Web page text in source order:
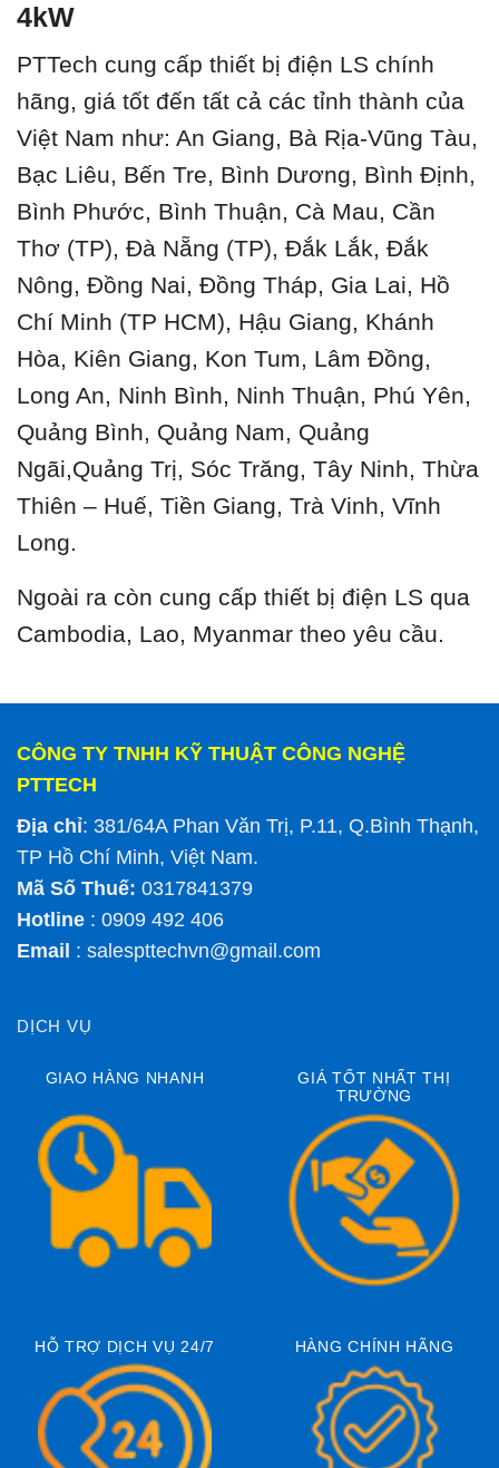
4kW
PTTech cung cấp thiết bị điện LS chính
hãng, giá tốt đến tất cả các tỉnh thành của
Việt Nam như: An Giang, Bà Rịa-Vũng Tàu,
Bạc Liêu, Bến Tre, Bình Dương, Bình Định,
Bình Phước, Bình Thuận, Cà Mau, Cần
Thơ (TP), Đà Nẵng (TP), Đắk Lắk, Đắk
Nông, Đồng Nai, Đồng Tháp, Gia Lai, Hồ
Chí Minh (TP HCM), Hậu Giang, Khánh
Hòa, Kiên Giang, Kon Tum, Lâm Đồng,
Long An, Ninh Bình, Ninh Thuận, Phú Yên,
Quảng Bình, Quảng Nam, Quảng
Ngãi,Quảng Trị, Sóc Trăng, Tây Ninh, Thừa
Thiên – Huế, Tiền Giang, Trà Vinh, Vĩnh
Long.
Ngoài ra còn cung cấp thiết bị điện LS qua
Cambodia, Lao, Myanmar theo yêu cầu.
CÔNG TY TNHH KỸ THUẬT CÔNG NGHỆ
PTTECH
Địa chỉ: 381/64A Phan Văn Trị, P.11, Q.Bình Thạnh,
TP Hồ Chí Minh, Việt Nam.
Mã Số Thuế: 0317841379
Hotline : 0909 492 406
Email : salespttechvn@gmail.com
DỊCH VỤ
GIAO HÀNG NHANH
GIÁ TỐT NHẤT THỊ
TRƯỜNG
HỖ TRỢ DỊCH VỤ 24/7 HÀNG CHÍNH HÃNG